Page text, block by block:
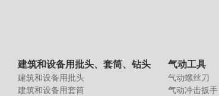
建筑和设备用批头、套筒、钻头
建筑和设备用批头
建筑和设备用套筒
气动工具
气动螺丝刀
气动冲击扳手